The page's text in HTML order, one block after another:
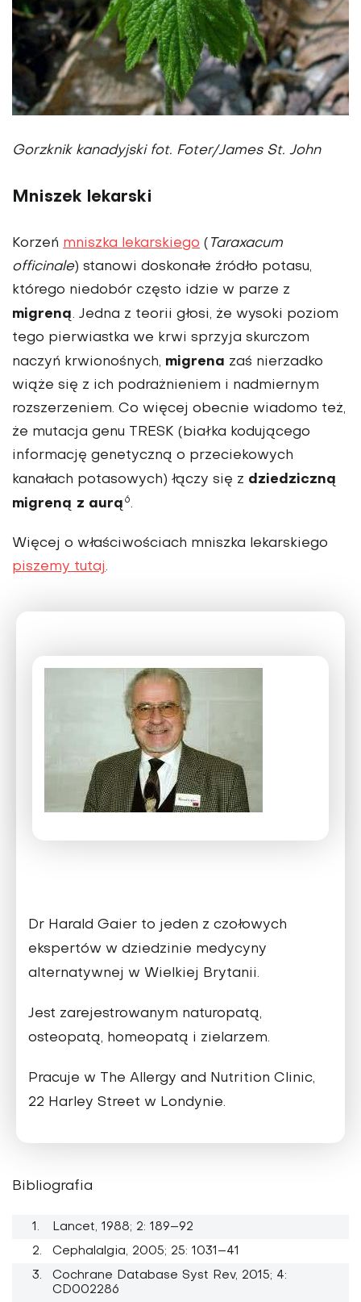
Gorzknik kanadyjski fot. Foter/James St. John
Mniszek lekarski
Korzeń mniszka lekarskiego ( Taraxacum
officinale) stanowi doskonałe źródło potasu,
którego niedobór często idzie w parze z
migreną. Jedna z teorii głosi, że wysoki poziom
tego pierwiastka we krwi sprzyja skurczom
naczyń krwionośnych, migrena zaś nierzadko
wiąże się z ich podrażnieniem i nadmiernym
rozszerzeniem. Co więcej obecnie wiadomo też,
że mutacja genu TRESK (białka kodującego
informację genetyczną o przeciekowych
kanałach potasowych) łączy się z dziedziczną
migreną z aurą 6.
Więcej o właściwościach mniszka lekarskiego
piszemy tutaj.
Dr Harald Gaier to jeden z czołowych
ekspertów w dziedzinie medycyny
alternatywnej w Wielkiej Brytanii.
Jest zarejestrowanym naturopatą,
osteopatą, homeopatą i zielarzem.
Pracuje w The Allergy and Nutrition Clinic,
22 Harley Street w Londynie.
Bibliografia
Lancet, 1988; 2: 189–92
Cephalalgia, 2005; 25: 1031–41
Cochrane Database Syst Rev, 2015; 4:
CD002286